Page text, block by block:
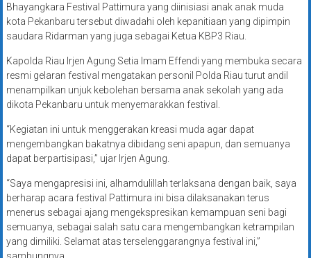
Bhayangkara Festival Pattimura yang diinisiasi anak anak muda
kota Pekanbaru tersebut diwadahi oleh kepanitiaan yang dipimpin
saudara Ridarman yang juga sebagai Ketua KBP3 Riau.
Kapolda Riau Irjen Agung Setia Imam Effendi yang membuka secara
resmi gelaran festival mengatakan personil Polda Riau turut andil
menampilkan unjuk kebolehan bersama anak sekolah yang ada
dikota Pekanbaru untuk menyemarakkan festival.
“Kegiatan ini untuk menggerakan kreasi muda agar dapat
mengembangkan bakatnya dibidang seni apapun, dan semuanya
dapat berpartisipasi,” ujar Irjen Agung.
“Saya mengapresisi ini, alhamdulillah terlaksana dengan baik, saya
berharap acara festival Pattimura ini bisa dilaksanakan terus
menerus sebagai ajang mengekspresikan kemampuan seni bagi
semuanya, sebagai salah satu cara mengembangkan ketrampilan
yang dimiliki. Selamat atas terselenggarangnya festival ini,”